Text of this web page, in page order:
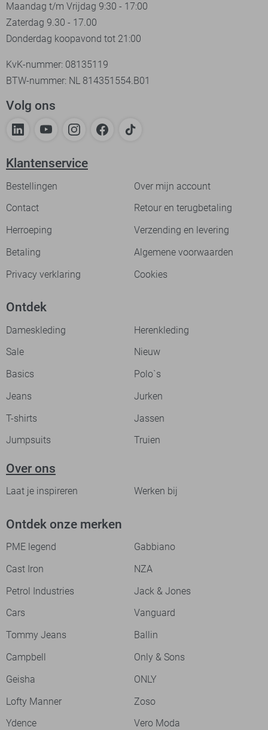
Maandag t/m Vrijdag 9:30 - 17:00
Zaterdag 9.30 - 17.00
Donderdag koopavond tot 21:00
KvK-nummer: 08135119
BTW-nummer: NL 814351554.B01
Volg ons
Klantenservice
Bestellingen
Over mijn account
Contact
Retour en terugbetaling
Herroeping
Verzending en levering
Betaling
Algemene voorwaarden
Privacy verklaring
Cookies
Ontdek
Dameskleding
Herenkleding
Sale
Nieuw
Basics
Polo`s
Jeans
Jurken
T-shirts
Jassen
Jumpsuits
Truien
Over ons
Laat je inspireren Werken bij
Ontdek onze merken
PME legend
Gabbiano
Cast Iron
NZA
Petrol Industries
Jack & Jones
Cars
Vanguard
Tommy Jeans
Ballin
Campbell
Only & Sons
Geisha
ONLY
Lofty Manner
Zoso
Ydence
Vero Moda